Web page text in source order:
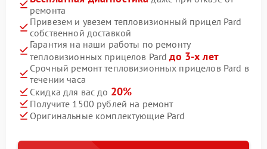
ремонта
Привезем и увезем тепловизионный прицел Pard
собственной доставкой
Гарантия на наши работы по ремонту
тепловизионных прицелов Pardдо 3-х лет
Срочный ремонт тепловизионных прицелов Pard в
течении часа
Скидка для вас до 20%
Получите 1500 рублей на ремонт
Оригинальные комплектующие Pard